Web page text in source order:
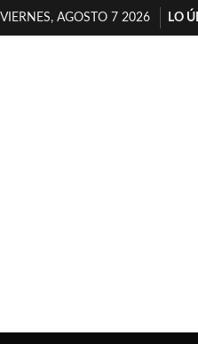
VIERNES, AGOSTO 7 2026
LO